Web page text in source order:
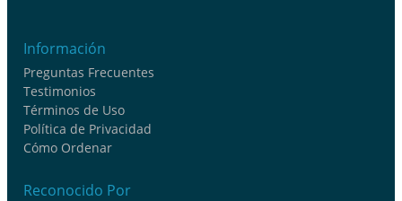
Información
Preguntas Frecuentes
Testimonios
Términos de Uso
Política de Privacidad
Cómo Ordenar
Reconocido Por